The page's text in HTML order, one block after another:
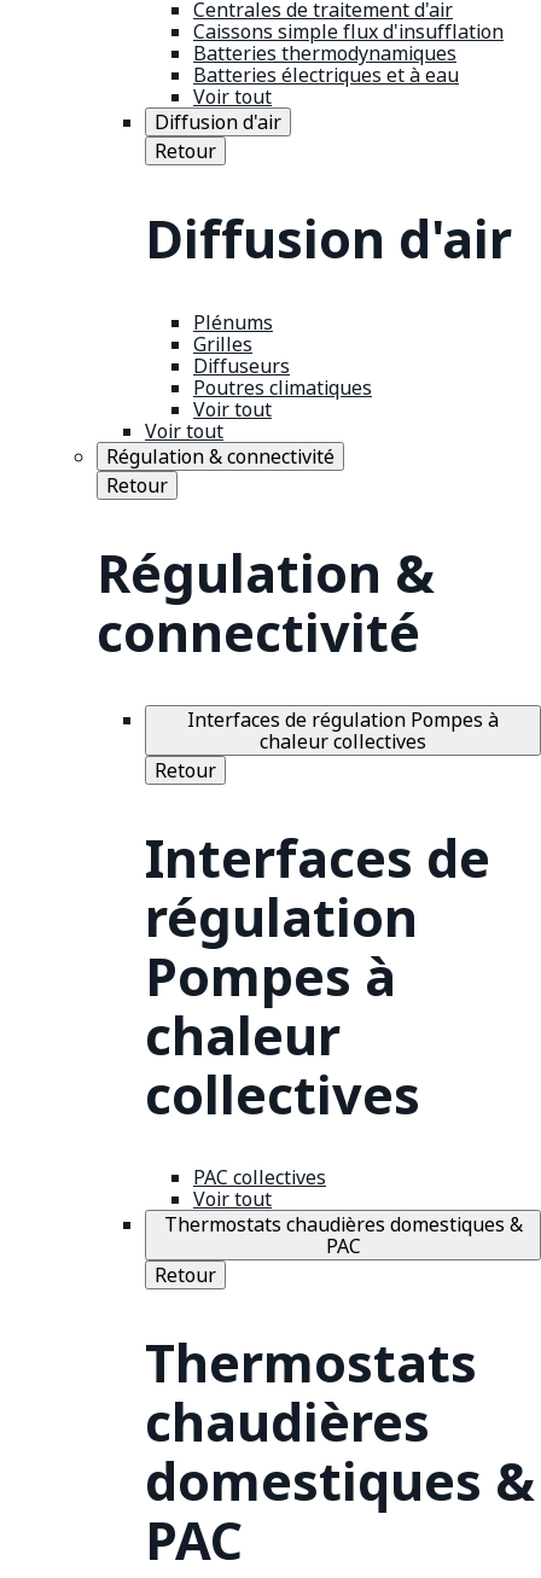
Centrales de traitement d'air
Caissons simple flux d'insufflation
Batteries thermodynamiques
Batteries électriques et à eau
Voir tout
Diffusion d'air
Retour
Diffusion d'air
Plénums
Grilles
Diffuseurs
Poutres climatiques
Voir tout
Voir tout
Régulation & connectivité
Retour
Régulation &
connectivité
Interfaces de régulation Pompes à
chaleur collectives
Retour
Interfaces de
régulation
Pompes à
chaleur
collectives
PAC collectives
Voir tout
Thermostats chaudières domestiques &
PAC
Retour
Thermostats
chaudières
domestiques &
PAC